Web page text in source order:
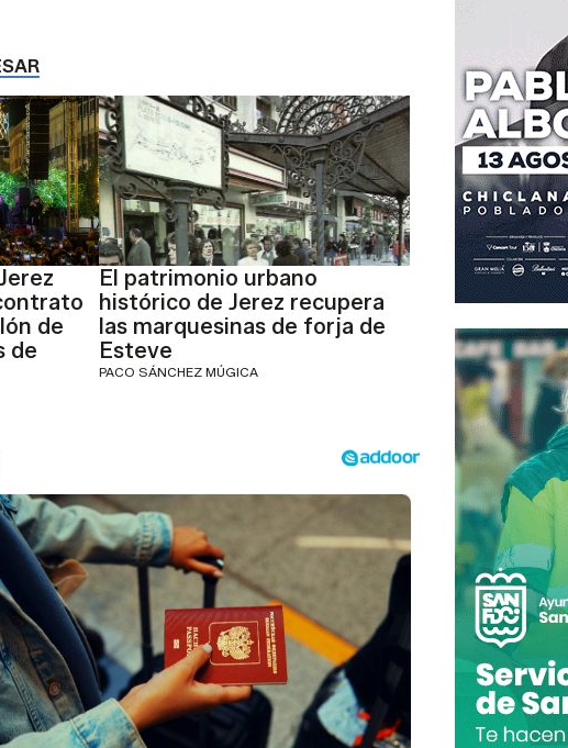
de
de
El patrimonio urbano
histórico de Jerez recupera
las marquesinas de forja de
Esteve
PACO SÁNCHEZ MÚGICA